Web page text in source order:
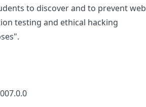
to discover and to prevent web
testing and ethical hacking